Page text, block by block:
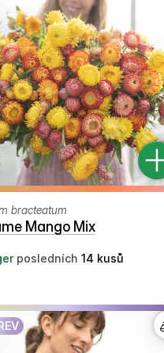
bracteatum
Mango Mix
posledních 14 kusů